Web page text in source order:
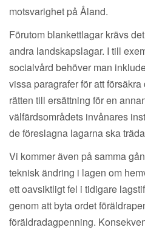
motsvarighet på Åland.
Förutom blankettlagar krävs
andra landskapslagar. I till
socialvård behöver man
vissa paragrafer för att
rätten till ersättning för en
välfärdsområdets invånares
de föreslagna lagarna ska
Vi kommer även på samma
teknisk ändring i lagen om
ett oavsiktligt fel i tidigare
genom att byta ordet
föräldradagpenning.